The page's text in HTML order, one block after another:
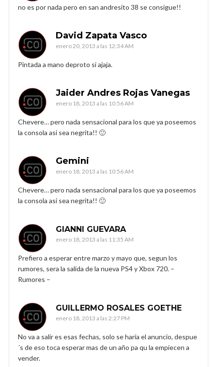
no es por nada pero en san andresito 38 se consigue!!
David Zapata Vasco
enero 20, 2013 a las 12:34 AM
Pintada a mano deproto si ajaja.
Jaider Andres Rojas Vanegas
enero 18, 2013 a las 10:56 AM
Chevere… pero nada sensacional para los que ya poseemos
la consola asi sea negrita!! 🙂
Gemini
enero 18, 2013 a las 10:56 AM
Chevere… pero nada sensacional para los que ya poseemos
la consola asi sea negrita!! 🙂
GIANNI GUEVARA
enero 18, 2013 a las 11:35 AM
Prefiero a esperar entre marzo y mayo que, segun los
rumores, sera la salida de la nueva PS4 y Xbox 720. –
Rumores –
GUILLERMO ROSALES GOETHE
enero 18, 2013 a las 2:27 PM
No va a salir es esas fechas, solo se haría el anuncio, despue
´s de eso toca esperar mas de un año pa qu la empiecen a
vender.